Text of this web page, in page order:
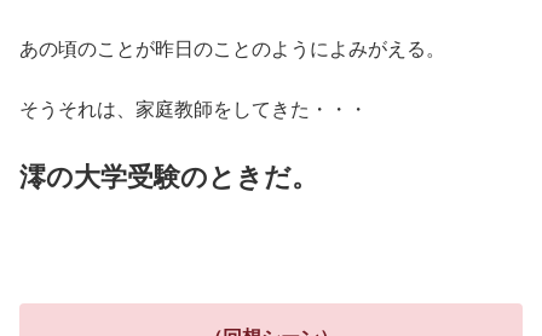
あの頃のことが昨日のことのようによみがえる。
そうそれは、家庭教師をしてきた・・・
澪の大学受験のときだ。